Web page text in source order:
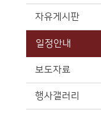
자유게시판
일정안내
보도자료
행사갤러리